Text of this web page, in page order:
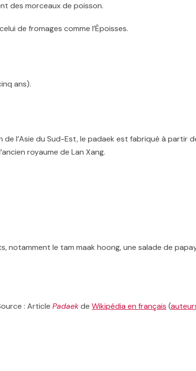
des morceaux de poisson.
de fromages comme l’Époisses.
ans).
l’Asie du Sud-Est, le padaek est fabriqué à partir
royaume de Lan Xang.
notamment le tam maak hoong, une salade de
: Article Padaekde Wikipédia en français (